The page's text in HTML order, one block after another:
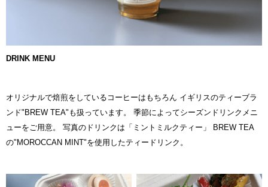
DRINK MENU
オリジナルで焙煎をしているコーヒーはもちろん イギリスのティーブラ
ンド"BREW TEA"も扱っています。 季節によってシーズンドリンクメニ
ューをご用意。 写真のドリンクは「ミントミルクティー」 BREW TEA
の"MOROCCAN MINT"を使用したティードリンク。